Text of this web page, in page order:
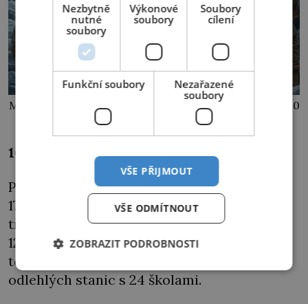
Moravští bratři dokázali přivést ke křesťanství téměř 10
10 000 pokřtěných
Počty pokřtěných Gróňanů stoupají. V roce
1782 se zde už Moravané mohou pochlubit
třemi misijními stanicemi, v nichž působí
1222 členů. Na konci následujícího století je
to šest hlavních stanic s devíti školami a 28
odlehlých stanic s 24 školami.
Nezbytně
nutné
soubory
Výkonové
soubory
Soubory
cílení
Funkční soubory
Nezařazené
soubory
VŠE PŘIJMOUT
VŠE ODMÍTNOUT
ZOBRAZIT PODROBNOSTI